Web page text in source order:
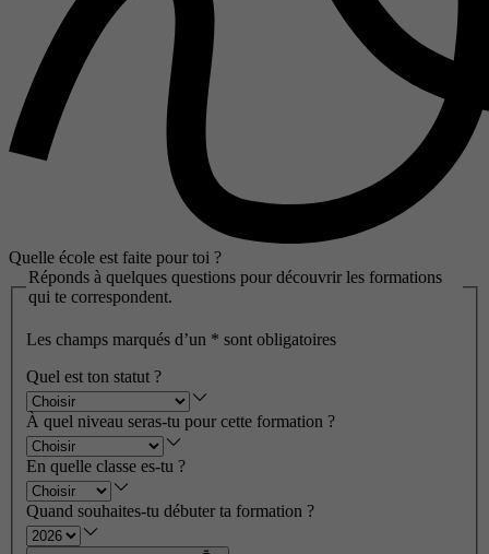
Quelle école est faite pour toi ?
Réponds à quelques questions pour découvrir les formations
qui te correspondent.
Les champs marqués d’un * sont obligatoires
Quel est ton statut ?
À quel niveau seras-tu pour cette formation ?
En quelle classe es-tu ?
Quand souhaites-tu débuter ta formation ?